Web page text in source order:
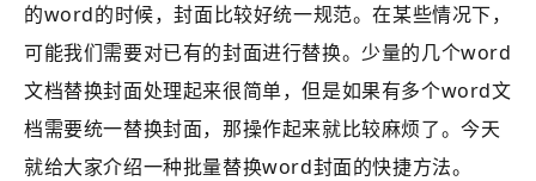
的word的时候，封面比较好统一规范。在某些情况下，
可能我们需要对已有的封面进行替换。少量的几个word
文档替换封面处理起来很简单，但是如果有多个word文
档需要统一替换封面，那操作起来就比较麻烦了。今天
就给大家介绍一种批量替换word封面的快捷方法。